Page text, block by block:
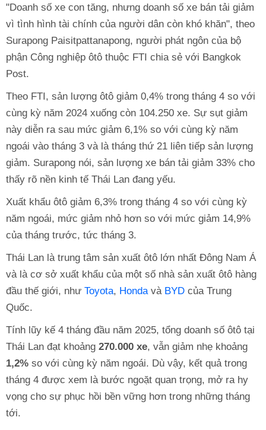
"Doanh số xe con tăng, nhưng doanh số xe bán tải giảm
vì tình hình tài chính của người dân còn khó khăn", theo
Surapong Paisitpattanapong, người phát ngôn của bộ
phận Công nghiệp ôtô thuộc FTI chia sẻ với Bangkok
Post.
Theo FTI, sản lượng ôtô giảm 0,4% trong tháng 4 so với
cùng kỳ năm 2024 xuống còn 104.250 xe. Sự sụt giảm
này diễn ra sau mức giảm 6,1% so với cùng kỳ năm
ngoái vào tháng 3 và là tháng thứ 21 liên tiếp sản lượng
giảm. Surapong nói, sản lượng xe bán tải giảm 33% cho
thấy rõ nền kinh tế Thái Lan đang yếu.
Xuất khẩu ôtô giảm 6,3% trong tháng 4 so với cùng kỳ
năm ngoái, mức giảm nhỏ hơn so với mức giảm 14,9%
của tháng trước, tức tháng 3.
Thái Lan là trung tâm sản xuất ôtô lớn nhất Đông Nam Á
và là cơ sở xuất khẩu của một số nhà sản xuất ôtô hàng
đầu thế giới, như Toyota, Honda và BYD của Trung
Quốc.
Tính lũy kế 4 tháng đầu năm 2025, tổng doanh số ôtô tại
Thái Lan đạt khoảng 270.000 xe, vẫn giảm nhẹ khoảng
1,2% so với cùng kỳ năm ngoái. Dù vậy, kết quả trong
tháng 4 được xem là bước ngoặt quan trọng, mở ra hy
vọng cho sự phục hồi bền vững hơn trong những tháng
tới.